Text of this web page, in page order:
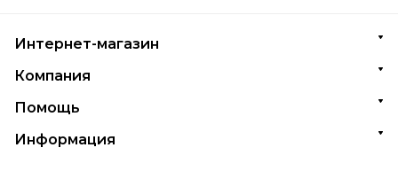
Интернет-магазин
Компания
Помощь
Информация